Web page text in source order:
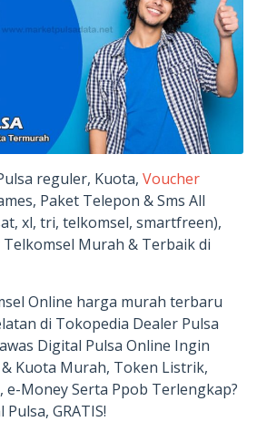
reguler, Kuota, Voucher
Paket Telepon & Sms All
xl, tri, telkomsel, smartfreen),
Murah & Terbaik di
Online harga murah terbaru
di Tokopedia Dealer Pulsa
Digital Pulsa Online Ingin
Kuota Murah, Token Listrik,
e-Money Serta Ppob Terlengkap?
GRATIS!